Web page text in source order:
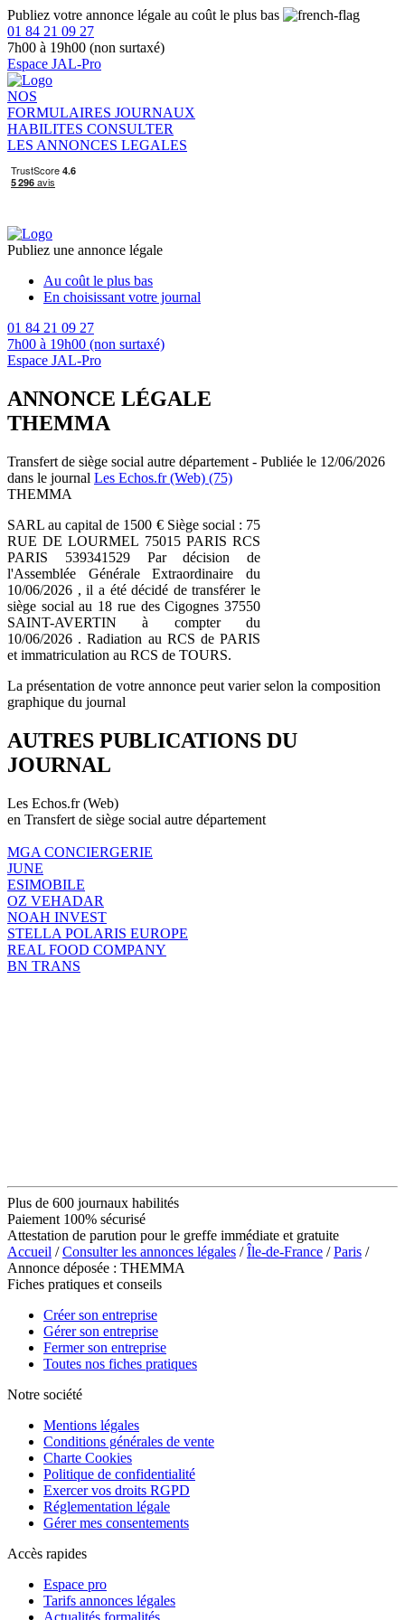
Publiez votre annonce légale au coût le plus bas
01 84 21 09 27
7h00 à 19h00 (non surtaxé)
Espace JAL-Pro
NOS
FORMULAIRES JOURNAUX
HABILITES CONSULTER
LES ANNONCES LEGALES
Publiez une annonce légale
Au coût le plus bas
En choisissant votre journal
01 84 21 09 27
7h00 à 19h00 (non surtaxé)
Espace JAL-Pro
ANNONCE LÉGALE
THEMMA
Transfert de siège social autre département - Publiée le 12/06/2026
dans le journal Les Echos.fr (Web) (75)
THEMMA
SARL au capital de 1500 € Siège social : 75
RUE DE LOURMEL 75015 PARIS RCS
PARIS 539341529 Par décision de
l'Assemblée Générale Extraordinaire du
10/06/2026 , il a été décidé de transférer le
siège social au 18 rue des Cigognes 37550
SAINT-AVERTIN à compter du
10/06/2026 . Radiation au RCS de PARIS
et immatriculation au RCS de TOURS.
La présentation de votre annonce peut varier selon la composition
graphique du journal
AUTRES PUBLICATIONS DU
JOURNAL
Les Echos.fr (Web)
en Transfert de siège social autre département
MGA CONCIERGERIE
JUNE
ESIMOBILE
OZ VEHADAR
NOAH INVEST
STELLA POLARIS EUROPE
REAL FOOD COMPANY
BN TRANS
Plus de 600 journaux habilités
Paiement 100% sécurisé
Attestation de parution pour le greffe immédiate et gratuite
Accueil /Consulter les annonces légales /Île-de-France /Paris /
Annonce déposée : THEMMA
Fiches pratiques et conseils
Créer son entreprise
Gérer son entreprise
Fermer son entreprise
Toutes nos fiches pratiques
Notre société
Mentions légales
Conditions générales de vente
Charte Cookies
Politique de confidentialité
Exercer vos droits RGPD
Réglementation légale
Gérer mes consentements
Accès rapides
Espace pro
Tarifs annonces légales
Actualités formalités